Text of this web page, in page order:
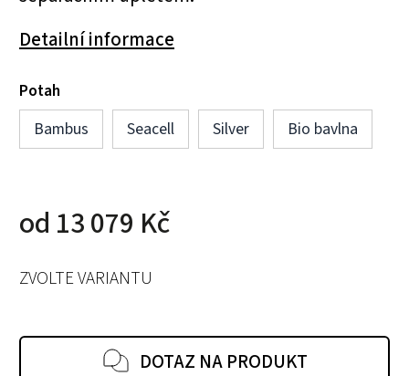
Detailní informace
Potah
Bambus
Seacell Silver Bio bavlna
od 13 079 Kč
ZVOLTE VARIANTU
DOTAZ NA PRODUKT